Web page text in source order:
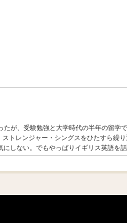
たが、受験勉強と大学時代の半年の留学
トレンジャー・シングスをひたすら繰
しない。でもやっぱりイギリス英語を話